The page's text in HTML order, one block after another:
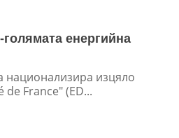
енергийна
национализира изцяло
France" (ED...